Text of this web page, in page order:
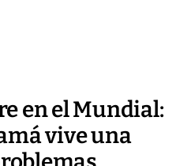
en el Mundial:
vive una